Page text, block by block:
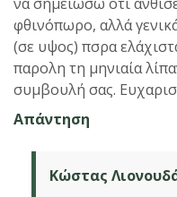
να σημειώσω ότι
φθινόπωρο, αλλά
(σε υψος) πσρα
παρολη τη μηνιαία
συμβουλή σας.
Απάντηση
Κώστας